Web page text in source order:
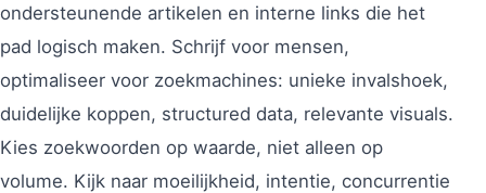
ondersteunende artikelen en interne links die het
pad logisch maken. Schrijf voor mensen,
optimaliseer voor zoekmachines: unieke invalshoek,
duidelijke koppen, structured data, relevante visuals.
Kies zoekwoorden op waarde, niet alleen op
volume. Kijk naar moeilijkheid, intentie, concurrentie